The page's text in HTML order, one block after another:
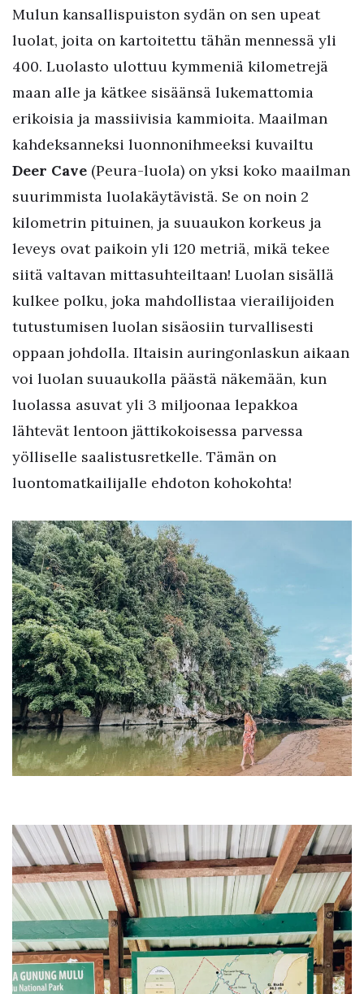
Mulun kansallispuiston sydän on sen upeat
luolat, joita on kartoitettu tähän mennessä yli
400. Luolasto ulottuu kymmeniä kilometrejä
maan alle ja kätkee sisäänsä lukemattomia
erikoisia ja massiivisia kammioita. Maailman
kahdeksanneksi luonnonihmeeksi kuvailtu
Deer Cave (Peura-luola) on yksi koko maailman
suurimmista luolakäytävistä. Se on noin 2
kilometrin pituinen, ja suuaukon korkeus ja
leveys ovat paikoin yli 120 metriä, mikä tekee
siitä valtavan mittasuhteiltaan! Luolan sisällä
kulkee polku, joka mahdollistaa vierailijoiden
tutustumisen luolan sisäosiin turvallisesti
oppaan johdolla. Iltaisin auringonlaskun aikaan
voi luolan suuaukolla päästä näkemään, kun
luolassa asuvat yli 3 miljoonaa lepakkoa
lähtevät lentoon jättikokoisessa parvessa
yölliselle saalistusretkelle. Tämän on
luontomatkailijalle ehdoton kohokohta!